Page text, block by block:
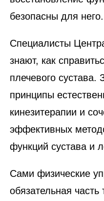
безопасны для него.
Специалисты
знают, как
плечевого сустава.
принципы
кинезитерапии и
эффективных
функций сустава и
Сами физические
обязательная